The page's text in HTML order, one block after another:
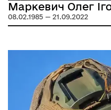
Маркевич Олег
08.02.1985 — 21.09.2022